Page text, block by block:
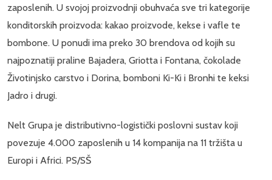
zaposlenih. U svojoj proizvodnji obuhvaća sve tri kategorije
konditorskih proizvoda: kakao proizvode, kekse i vafle te
bombone. U ponudi ima preko 30 brendova od kojih su
najpoznatiji praline Bajadera, Griotta i Fontana, čokolade
Životinjsko carstvo i Dorina, bomboni Ki-Ki i Bronhi te keksi
Jadro i drugi.
Nelt Grupa je distributivno-logistički poslovni sustav koji
povezuje 4.000 zaposlenih u 14 kompanija na 11 tržišta u
Europi i Africi. PS/SŠ